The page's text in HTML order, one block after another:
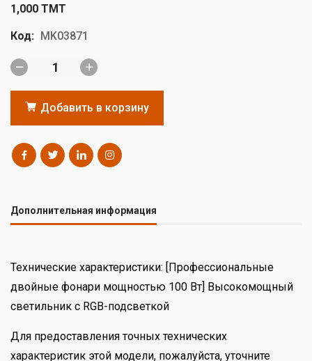
1,000 TMT
Код: MK03871
Добавить в корзину
Дополнительная информация
Технические характеристики: [Профессиональные
двойные фонари мощностью 100 Вт] Высокомощный
светильник с RGB-подсветкой
Для предоставления точных технических
характеристик этой модели, пожалуйста, уточните